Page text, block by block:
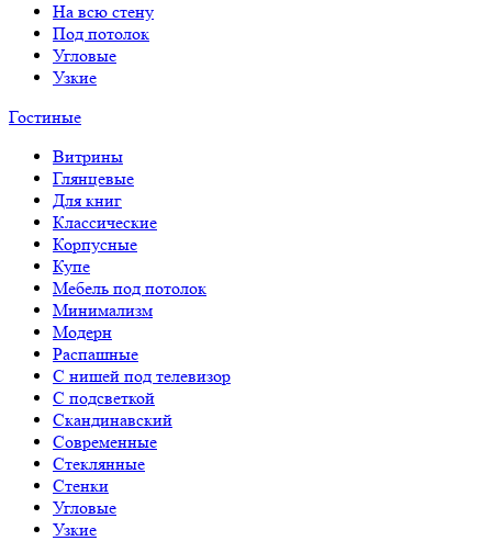
На всю стену
Под потолок
Угловые
Узкие
Гостиные
Витрины
Глянцевые
Для книг
Классические
Корпусные
Купе
Мебель под потолок
Минимализм
Модерн
Распашные
С нишей под телевизор
С подсветкой
Скандинавский
Современные
Стеклянные
Стенки
Угловые
Узкие